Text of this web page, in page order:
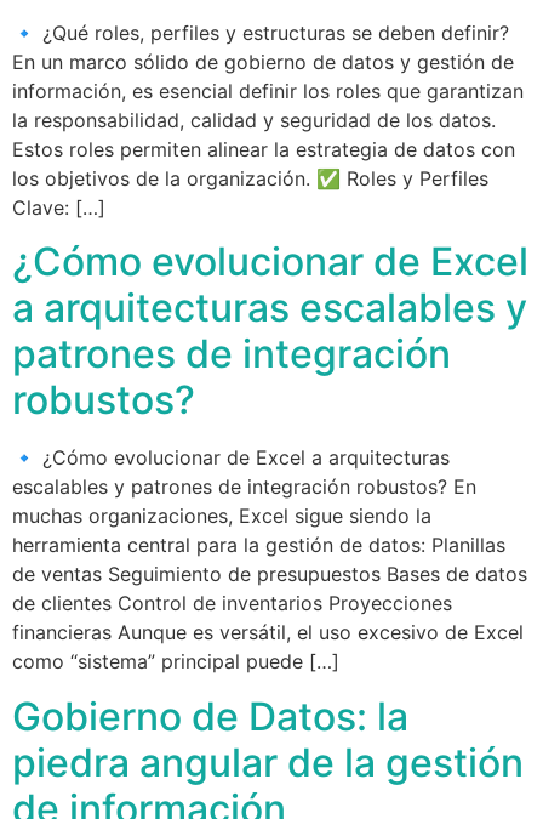
🔹 ¿Qué roles, perfiles y estructuras se deben definir?
En un marco sólido de gobierno de datos y gestión de
información, es esencial definir los roles que garantizan
la responsabilidad, calidad y seguridad de los datos.
Estos roles permiten alinear la estrategia de datos con
los objetivos de la organización. ✅ Roles y Perfiles
Clave: […]
¿Cómo evolucionar de Excel
a arquitecturas escalables y
patrones de integración
robustos?
🔹 ¿Cómo evolucionar de Excel a arquitecturas
escalables y patrones de integración robustos? En
muchas organizaciones, Excel sigue siendo la
herramienta central para la gestión de datos: Planillas
de ventas Seguimiento de presupuestos Bases de datos
de clientes Control de inventarios Proyecciones
financieras Aunque es versátil, el uso excesivo de Excel
como “sistema” principal puede […]
Gobierno de Datos: la
piedra angular de la gestión
de información